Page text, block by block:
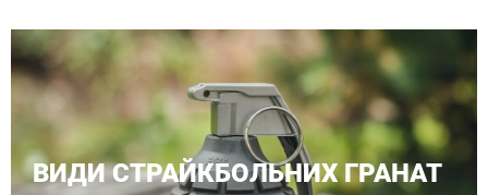
ВИДИ СТРАЙКБОЛЬНИХ ГРАНАТ